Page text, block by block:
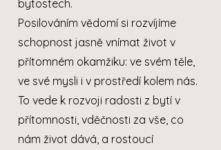
bytostech.
Posilováním vědomí si rozvíjíme
schopnost jasně vnímat život v
přítomném okamžiku: ve svém těle,
ve své mysli i v prostředí kolem nás.
To vede k rozvoji radosti z bytí v
přítomnosti, vděčnosti za vše, co
nám život dává, a rostoucí